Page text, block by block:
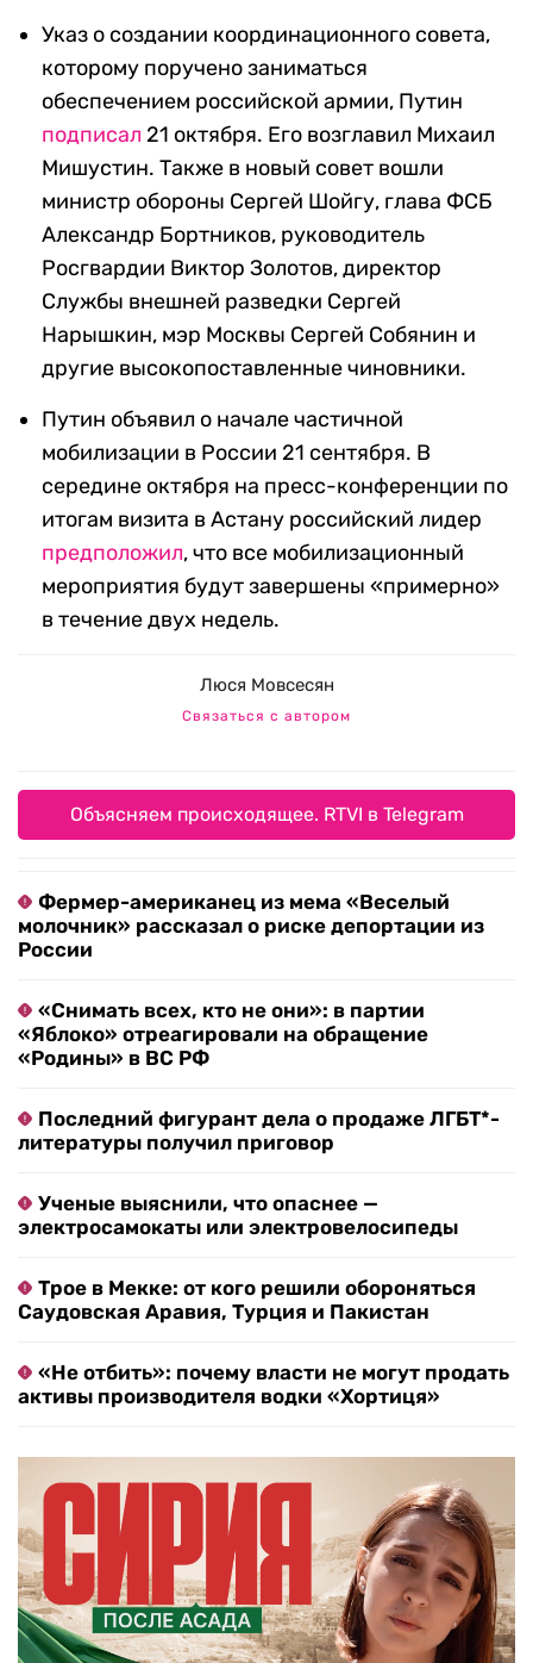
Указ о создании координационного совета,
которому поручено заниматься
обеспечением российской армии, Путин
подписал 21 октября. Его возглавил Михаил
Мишустин. Также в новый совет вошли
министр обороны Сергей Шойгу, глава ФСБ
Александр Бортников, руководитель
Росгвардии Виктор Золотов, директор
Службы внешней разведки Сергей
Нарышкин, мэр Москвы Сергей Собянин и
другие высокопоставленные чиновники.
Путин объявил о начале частичной
мобилизации в России 21 сентября. В
середине октября на пресс-конференции по
итогам визита в Астану российский лидер
предположил, что все мобилизационный
мероприятия будут завершены «примерно»
в течение двух недель.
Люся Мовсесян
Связаться с автором
Объясняем происходящее. RTVI в Telegram
Фермер-американец из мема «Веселый
молочник» рассказал о риске депортации из
России
«Снимать всех, кто не они»: в партии
«Яблоко» отреагировали на обращение
«Родины» в ВС РФ
Последний фигурант дела о продаже ЛГБТ*-
литературы получил приговор
Ученые выяснили, что опаснее —
электросамокаты или электровелосипеды
Трое в Мекке: от кого решили обороняться
Саудовская Аравия, Турция и Пакистан
«Не отбить»: почему власти не могут продать
активы производителя водки «Хортиця»